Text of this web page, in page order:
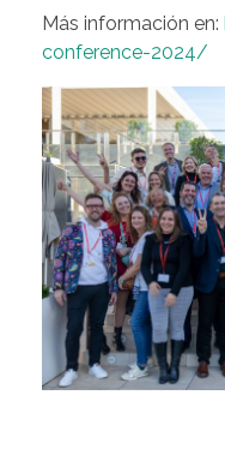
Más información en:
conference-2024/